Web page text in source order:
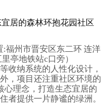
居的森林环抱花园社区
亭地铁站c口旁）
收纳系统的人性化设计，
，项目还注重社区环境的
心理念，打造生态宜居的
者提供一片静谧的绿洲。